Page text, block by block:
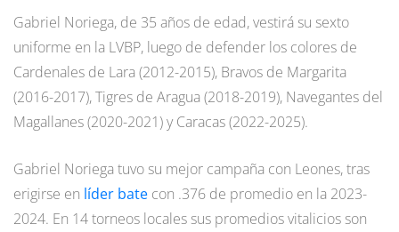
Gabriel Noriega, de 35 años de edad, vestirá su sexto
uniforme en la LVBP, luego de defender los colores de
Cardenales de Lara (2012-2015), Bravos de Margarita
(2016-2017), Tigres de Aragua (2018-2019), Navegantes del
Magallanes (2020-2021) y Caracas (2022-2025).
Gabriel Noriega tuvo su mejor campaña con Leones, tras
erigirse en líder bate con .376 de promedio en la 2023-
2024. En 14 torneos locales sus promedios vitalicios son